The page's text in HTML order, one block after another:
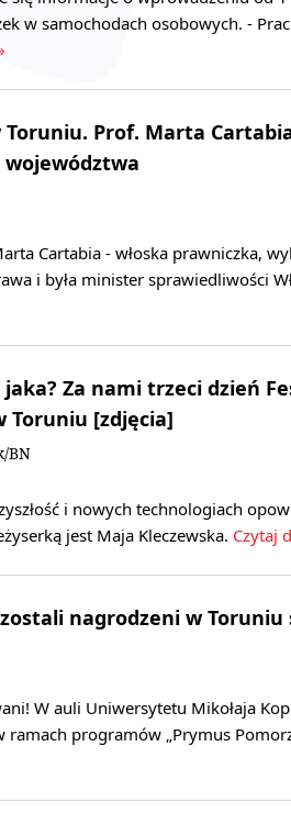
w samochodach osobowych. -
Prof. Marta
województwa
Cartabia - włoska prawniczka,
i była minister sprawiedliwości
jaka? Za nami trzeci dzień
Toruniu [zdjęcia]
BN
i nowych technologiach
jest Maja Kleczewska. Czytaj
nagrodzeni w
W auli Uniwersytetu Mikołaja
ramach programów „Prymus